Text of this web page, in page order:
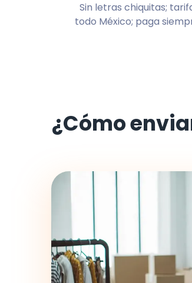
Sin letras chiquitas;
todo México; paga
¿Cómo